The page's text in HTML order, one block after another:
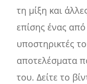
τη μίξη και
επίσης ένας
υποστηρικτές
αποτελέσματα
του. Δείτε το